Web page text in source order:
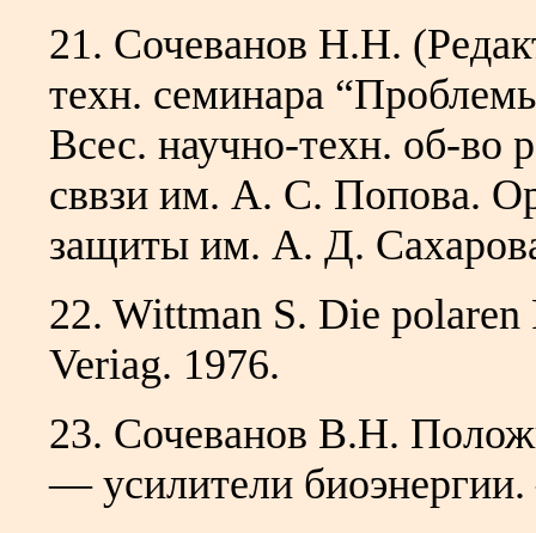
21. Сочеванов Н.Н.
техн. семинара
Всес. научно-техн. об-во
сввзи им. А. С. Попова.
защиты им. А. Д.
22. Wittman S. Die
Veriag. 1976.
23. Сочеванов В.Н.
— усилители